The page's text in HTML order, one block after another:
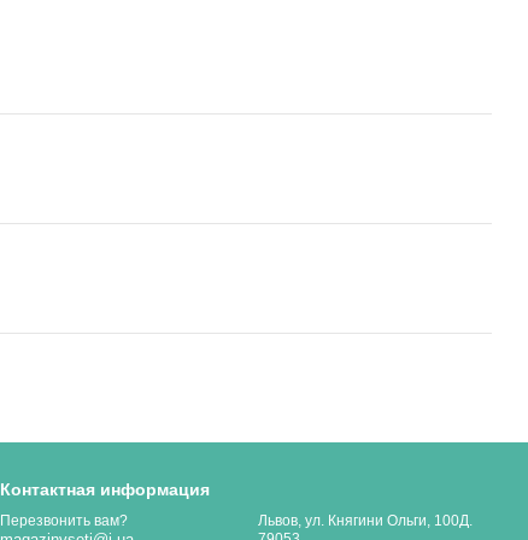
Контактная информация
Перезвонить вам?
Львов, ул. Княгини Ольги, 100Д.